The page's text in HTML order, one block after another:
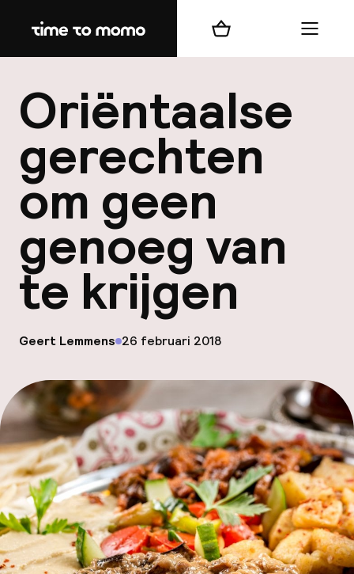
Home Winkelmand Menu
Oriëntaalse
gerechten
om geen
genoeg van
te krijgen
Gepubliceerd door
Geert Lemmens op
26 februari 2018